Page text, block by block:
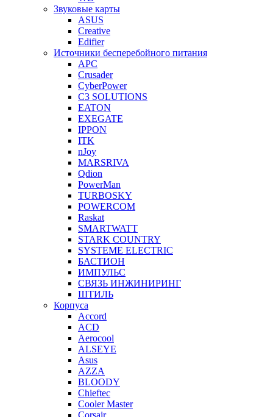
Звуковые карты
ASUS
Creative
Edifier
Источники бесперебойного питания
APC
Crusader
CyberPower
C3 SOLUTIONS
EATON
EXEGATE
IPPON
ITK
nJoy
MARSRIVA
Qdion
PowerMan
TURBOSKY
POWERCOM
Raskat
SMARTWATT
STARK COUNTRY
SYSTEME ELECTRIC
БАСТИОН
ИМПУЛЬС
СВЯЗЬ ИНЖИНИРИНГ
ШТИЛЬ
Корпуса
Accord
ACD
Aerocool
ALSEYE
Asus
AZZA
BLOODY
Chieftec
Cooler Master